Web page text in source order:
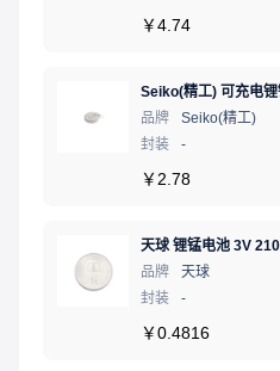
￥4.74
Seiko(精工) 可充电
品牌
Seiko(精工)
封装
-
￥ 2.78
天球 锂锰电池 3V
品牌
天球
封装
-
￥0.4816